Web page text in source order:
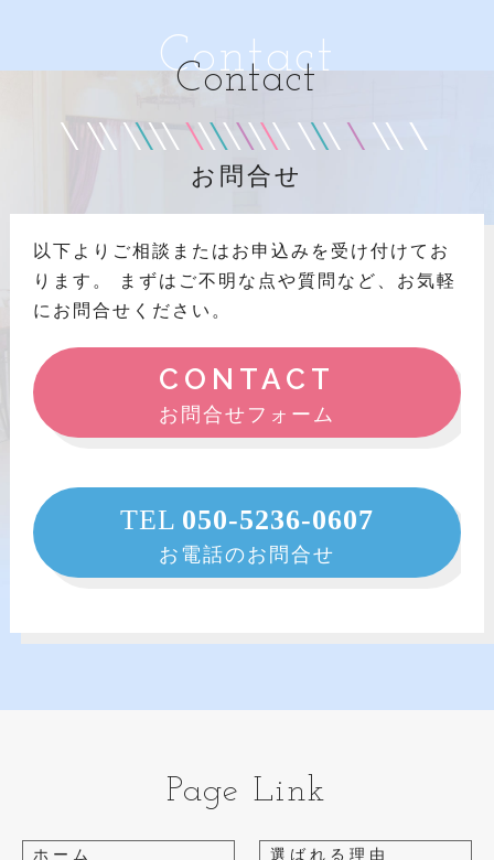
Contact
Contact
お問合せ
以下よりご相談またはお申込みを受け付けてお
ります。
まずはご不明な点や質問など、お気軽
にお問合せください。
CONTACT
お問合せフォーム
TEL 050-5236-0607
お電話のお問合せ
Page Link
ホーム 選ばれる理由